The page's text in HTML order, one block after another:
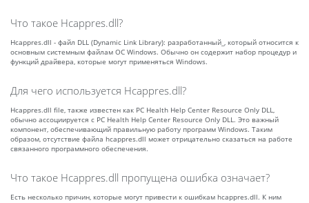
Что такое Hcappres.dll?
Hcappres.dll - файл DLL (Dynamic Link Library): разработанный_, который относится к
основным системным файлам ОС Windows. Обычно он содержит набор процедур и
функций драйвера, которые могут применяться Windows.
Для чего используется Hcappres.dll?
Hcappres.dll file, также известен как PC Health Help Center Resource Only DLL,
обычно ассоциируется с PC Health Help Center Resource Only DLL. Это важный
компонент, обеспечивающий правильную работу программ Windows. Таким
образом, отсутствие файла hcappres.dll может отрицательно сказаться на работе
связанного программного обеспечения.
Что такое Hcappres.dll пропущена ошибка означает?
Есть несколько причин, которые могут привести к ошибкам hcappres.dll. К ним